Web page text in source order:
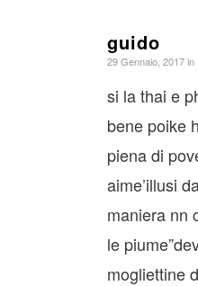
guido
dice:
29 Gennaio, 2017 in
si la thai e
bene poike
piena di
aime’illusi
maniera nn
le
mogliettine